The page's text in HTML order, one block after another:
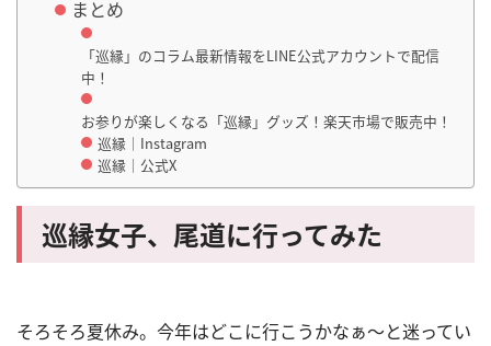
まとめ
「巡縁」のコラム最新情報をLINE公式アカウントで配信
中！
お参りが楽しくなる「巡縁」グッズ！楽天市場で販売中！
巡縁｜Instagram
巡縁｜公式X
巡縁女子、尾道に行ってみた
そろそろ夏休み。今年はどこに行こうかなぁ～と迷ってい